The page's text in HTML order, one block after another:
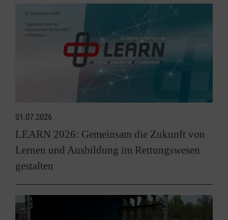
01.07.2026
LEARN 2026: Gemeinsam die Zukunft von
Lernen und Ausbildung im Rettungswesen
gestalten